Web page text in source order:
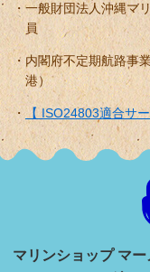
一般財団法人沖縄マ
員
内閣府不定期航路事
港）
【 ISO24803適合サ
マリンショップ マ